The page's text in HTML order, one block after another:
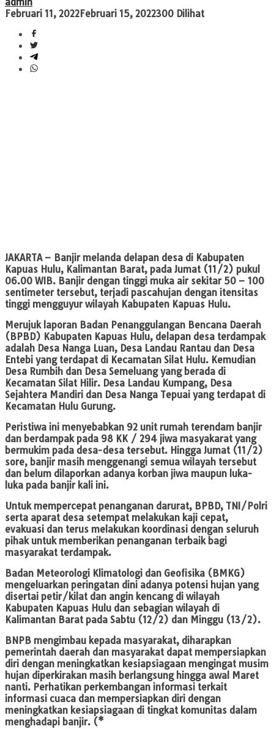
Februari 11, 2022Februari 15, 2022300 Dilihat
JAKARTA– Banjir melanda delapan desa di Kabupaten
Kapuas Hulu, Kalimantan Barat, pada Jumat (11/2) pukul
06.00 WIB. Banjir dengan tinggi muka air sekitar 50 – 100
sentimeter tersebut, terjadi pascahujan dengan itensitas
tinggi mengguyur wilayah Kabupaten Kapuas Hulu.
Merujuk laporan Badan Penanggulangan Bencana Daerah
(BPBD) Kabupaten Kapuas Hulu, delapan desa terdampak
adalah Desa Nanga Luan, Desa Landau Rantau dan Desa
Entebi yang terdapat di Kecamatan Silat Hulu. Kemudian
Desa Rumbih dan Desa Semeluang yang berada di
Kecamatan Silat Hilir. Desa Landau Kumpang, Desa
Sejahtera Mandiri dan Desa Nanga Tepuai yang terdapat di
Kecamatan Hulu Gurung.
Peristiwa ini menyebabkan 92 unit rumah terendam banjir
dan berdampak pada 98 KK / 294 jiwa masyakarat yang
bermukim pada desa-desa tersebut. Hingga Jumat (11/2)
sore, banjir masih menggenangi semua wilayah tersebut
dan belum dilaporkan adanya korban jiwa maupun luka-
luka pada banjir kali ini.
Untuk mempercepat penanganan darurat, BPBD, TNI/Polri
serta aparat desa setempat melakukan kaji cepat,
evakuasi dan terus melakukan koordinasi dengan seluruh
pihak untuk memberikan penanganan terbaik bagi
masyarakat terdampak.
Badan Meteorologi Klimatologi dan Geofisika (BMKG)
mengeluarkan peringatan dini adanya potensi hujan yang
disertai petir/kilat dan angin kencang di wilayah
Kabupaten Kapuas Hulu dan sebagian wilayah di
Kalimantan Barat pada Sabtu (12/2) dan Minggu (13/2).
BNPB mengimbau kepada masyarakat, diharapkan
pemerintah daerah dan masyarakat dapat mempersiapkan
diri dengan meningkatkan kesiapsiagaan mengingat musim
hujan diperkirakan masih berlangsung hingga awal Maret
nanti. Perhatikan perkembangan informasi terkait
informasi cuaca dan mempersiapkan diri dengan
meningkatkan kesiapsiagaan di tingkat komunitas dalam
menghadapi banjir. (*